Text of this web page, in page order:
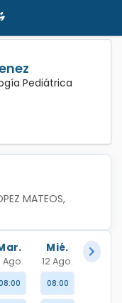
Pediátrica
Ago.
Mié.
12 Ago.
08:00